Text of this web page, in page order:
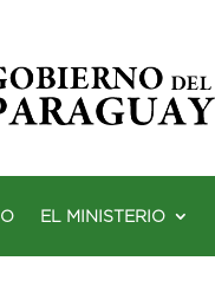
EL MINISTERIO